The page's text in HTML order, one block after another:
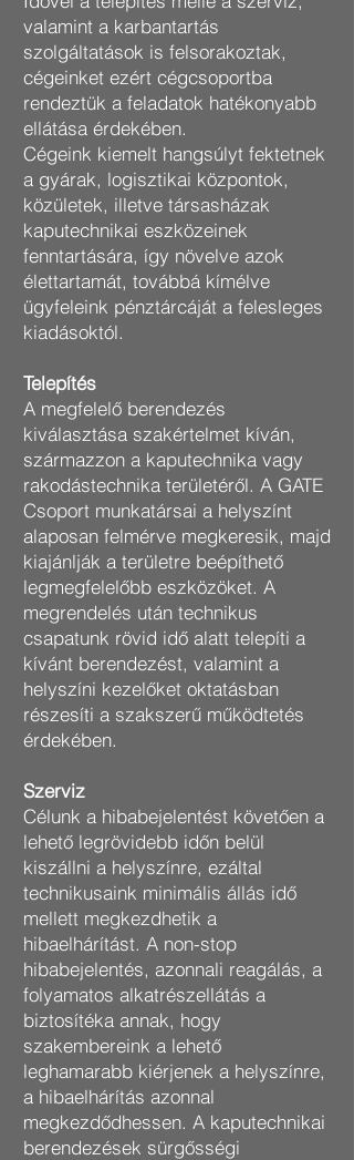
valamint a karbantartás
szolgáltatások is felsorakoztak,
cégeinket ezért cégcsoportba
rendeztük a feladatok hatékonyabb
ellátása érdekében.
Cégeink kiemelt hangsúlyt fektetnek
a gyárak, logisztikai központok,
közületek, illetve társasházak
kaputechnikai eszközeinek
fenntartására, így növelve azok
élettartamát, továbbá kímélve
ügyfeleink pénztárcáját a felesleges
kiadásoktól.
Telepítés
A megfelelő berendezés
kiválasztása szakértelmet kíván,
származzon a kaputechnika vagy
rakodástechnika területéről. A GATE
Csoport munkatársai a helyszínt
alaposan felmérve megkeresik, majd
kiajánlják a területre beépíthető
legmegfelelőbb eszközöket. A
megrendelés után technikus
csapatunk rövid idő alatt telepíti a
kívánt berendezést, valamint a
helyszíni kezelőket oktatásban
részesíti a szakszerű működtetés
érdekében.
Szerviz
Célunk a hibabejelentést követően a
lehető legrövidebb időn belül
kiszállni a helyszínre, ezáltal
technikusaink minimális állás idő
mellett megkezdhetik a
hibaelhárítást. A non-stop
hibabejelentés, azonnali reagálás, a
folyamatos alkatrészellátás a
biztosítéka annak, hogy
szakembereink a lehető
leghamarabb kiérjenek a helyszínre,
a hibaelhárítás azonnal
megkezdődhessen. A kaputechnikai
berendezések sürgősségi